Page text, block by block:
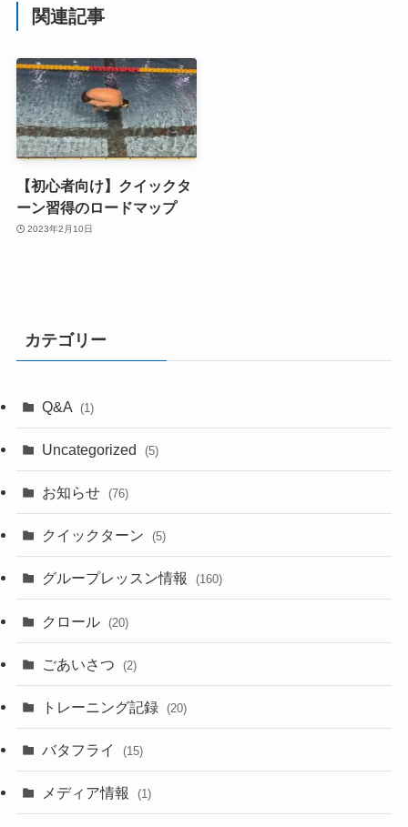
関連記事
【初心者向け】クイックタ
ーン習得のロードマップ
2023年2月10日
カテゴリー
Q&A (1)
Uncategorized (5)
お知らせ (76)
クイックターン (5)
グループレッスン情報 (160)
クロール (20)
ごあいさつ (2)
トレーニング記録 (20)
バタフライ (15)
メディア情報 (1)